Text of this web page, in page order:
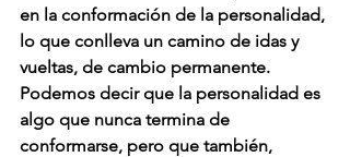
en la conformación de la personalidad,
lo que conlleva un camino de idas y
vueltas, de cambio permanente.
Podemos decir que la personalidad es
algo que nunca termina de
conformarse, pero que también,